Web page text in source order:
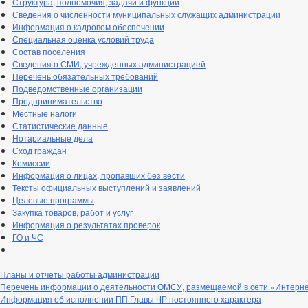
Сведения о численности муниципальных служащих администрации
Информация о кадровом обеспечении
Специальная оценка условий труда
Состав поселения
Сведения о СМИ, учрежденных администрацией
Перечень обязательных требований
Подведомственные организации
Предпринимательство
Местные налоги
Статистические данные
Нотариальные дела
Сход граждан
Комиссии
Информация о лицах, пропавших без вести
Тексты официальных выступлений и заявлений
Целевые программы
Закупка товаров, работ и услуг
Информация о результатах проверок
ГО и ЧС
Планы и отчеты работы администрации
Перечень информации о деятельности ОМСУ, размещаемой в сети
Информация об исполнении ПП Главы ЧР постоянного характера